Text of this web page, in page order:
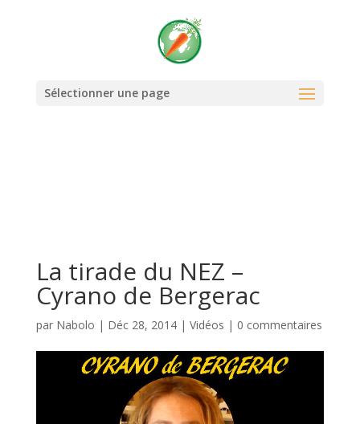
: Use of undefined constant REQUEST_URI - assumed
'REQUEST_URI' (this will throw an Error in a future version of PHP) in
/home/nabolocoms/www/wp-content/themes/Divi-
Sélectionner une page
La tirade du NEZ –
Cyrano de Bergerac
par Nabolo | Déc 28, 2014| Vidéos | 0 commentaires